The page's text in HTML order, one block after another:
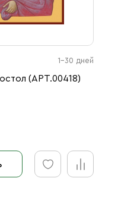
1-30 дней
(АРТ.00418)